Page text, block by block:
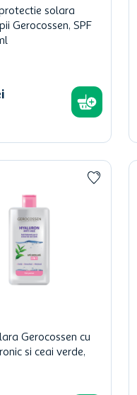
solara
Gerocossen, SPF
Gerocossen cu
si ceai verde,